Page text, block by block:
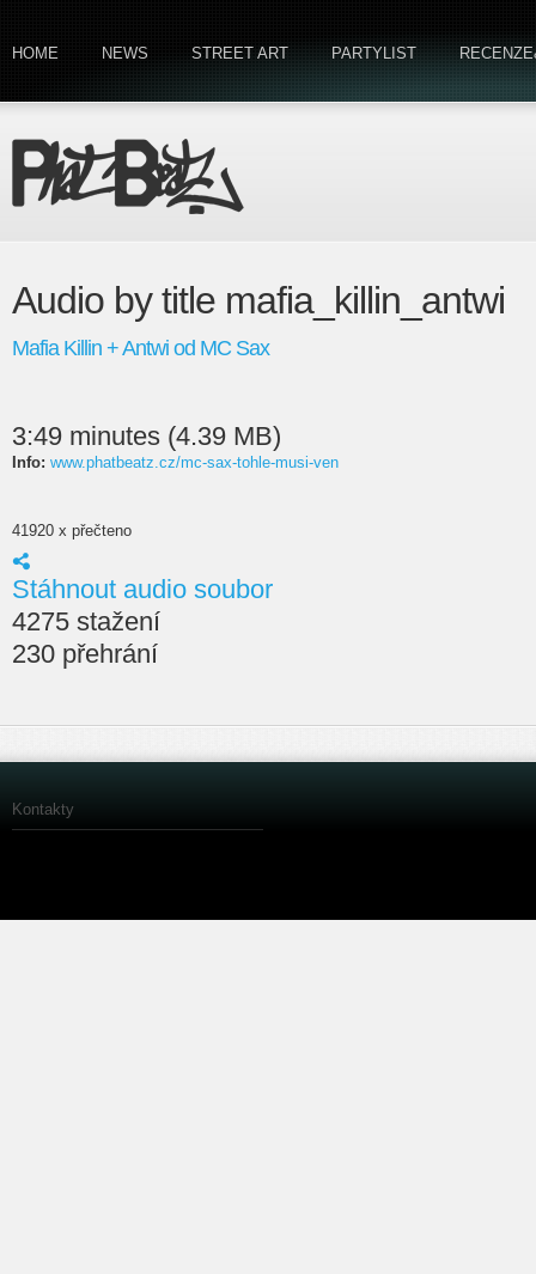
HOME NEWS STREET ART PARTYLIST
Audio by title mafia_killin_antwi
Mafia Killin + Antwi od MC Sax
3:49 minutes (4.39 MB)
Info: www.phatbeatz.cz/mc-sax-tohle-musi-ven
41920 x přečteno
Stáhnout audio soubor
4275 stažení
230 přehrání
Kontakty